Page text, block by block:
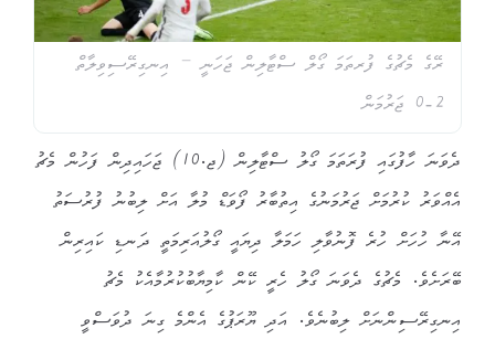
ރޭގެ މެޗުގެ ފުރތަމަ ގޯލް ސްޓާލިން ޖަހަނީ – އިނގިރޭސިވިލާތް
2-0 ޖަރުމަން
ދެވަނަ ހާފުގައި ފުރަތަމަ ގޯލު ސްޓާލިން (ޖ.10) ޖަހައިދިން ފަހުން މެޗު
އެއްވަރު ކުރުމަށް ޖަރުމަނުގެ އިތުބާރު ފޯވަޑް މުލާ އަށް ލިބުނު ފުރުސަތު
އޭނާ ހުހަށް ހުރެ ފޮނުވާލި ހަމަލާ ދިޔައީ ގޯލުއަރިމަތީ ދަނޑި ކައިރިން
ބޭރަށެވެ. މެޗުގެ ދެވަނަ ގޯލު ހެރީ ކޭން ކާމިޔާބުކުރުމާއެކު މެޗު
އިނގިރޭސިންނަށް ލިބުނެވެ. އަދި ޔޫރަޕުގެ އެންމެ ގިނަ ދުވަސްވީ